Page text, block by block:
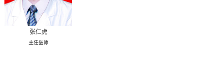
张仁虎
主任医师